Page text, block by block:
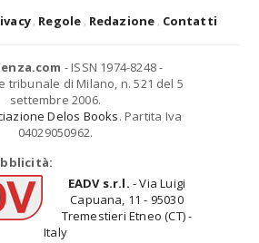
Regole Redazione Contatti
- ISSN 1974-8248 -
tribunale di Milano, n. 521 del 5
settembre 2006.
Delos Books. Partita Iva
04029050962.
EADV s.r.l. - Via Luigi
Capuana, 11 - 95030
Tremestieri Etneo (CT) -
Italy